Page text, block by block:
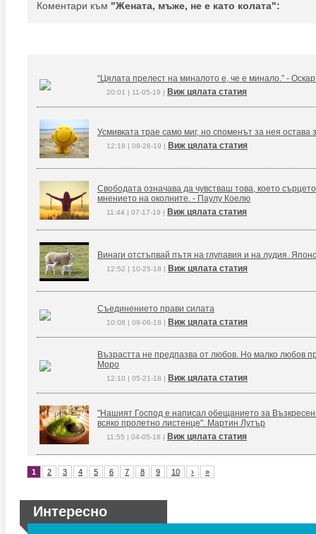
Коментари към "Жената, мъже, не е като колата":
“Цялата прелест на миналото е, че е минало.” -
20:01 | 11-05-19 | Виж цялата статия
Усмивката трае само миг, но споменът за нея остава
12:18 | 09-26-19 | Виж цялата статия
Свободата означава да чувстваш това, което
мнението на околните. - Паулу Коелю
11:44 | 07-17-19 | Виж цялата статия
Винаги отстъпвай пътя на глупавия и на лудия.
12:52 | 10-25-18 | Виж цялата статия
Съединението прави силата
10:08 | 09-06-18 | Виж цялата статия
Възрастта не предпазва от любов. Но малко любов
Моро
12:10 | 05-21-18 | Виж цялата статия
"Нашият Господ е написал обещанието за
всяко пролетно листенце". Мартин Лутър
11:55 | 04-05-18 | Виж цялата статия
1 2 3 4 5 6 7 8 9 10 › »
Интересно